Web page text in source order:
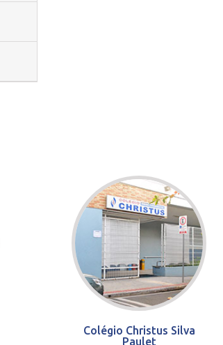
Colégio Christus Silva
Paulet